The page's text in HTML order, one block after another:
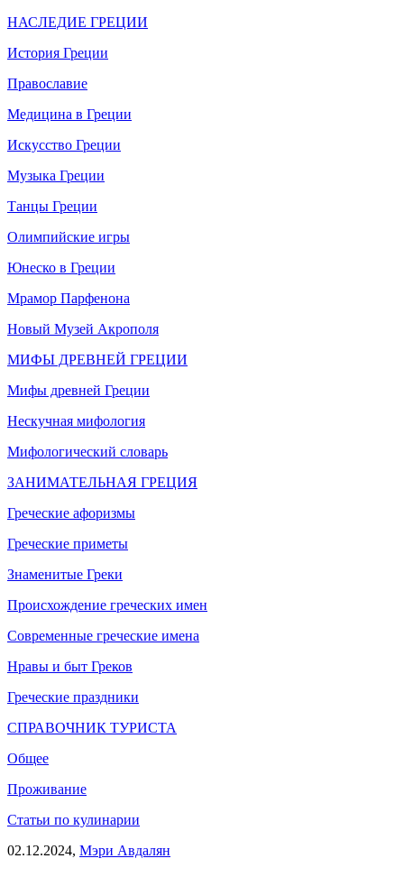
НАСЛЕДИЕ ГРЕЦИИ
История Греции
Православие
Медицина в Греции
Искусство Греции
Музыка Греции
Танцы Греции
Олимпийские игры
Юнеско в Греции
Мрамор Парфенона
Новый Музей Акрополя
МИФЫ ДРЕВНЕЙ ГРЕЦИИ
Мифы древней Греции
Нескучная мифология
Мифологический словарь
ЗАНИМАТЕЛЬНАЯ ГРЕЦИЯ
Греческие афоризмы
Греческие приметы
Знаменитые Греки
Происхождение греческих имен
Современные греческие имена
Нравы и быт Греков
Греческие праздники
СПРАВОЧНИК ТУРИСТА
Общее
Проживание
Статьи по кулинарии
02.12.2024, Мэри Авдалян